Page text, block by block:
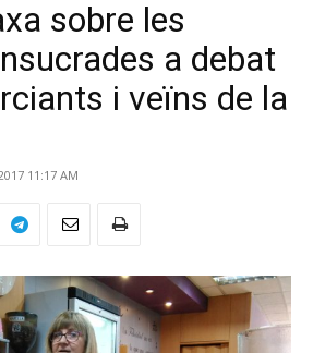
sobre les
a debat
i veïns de la
11:17 AM